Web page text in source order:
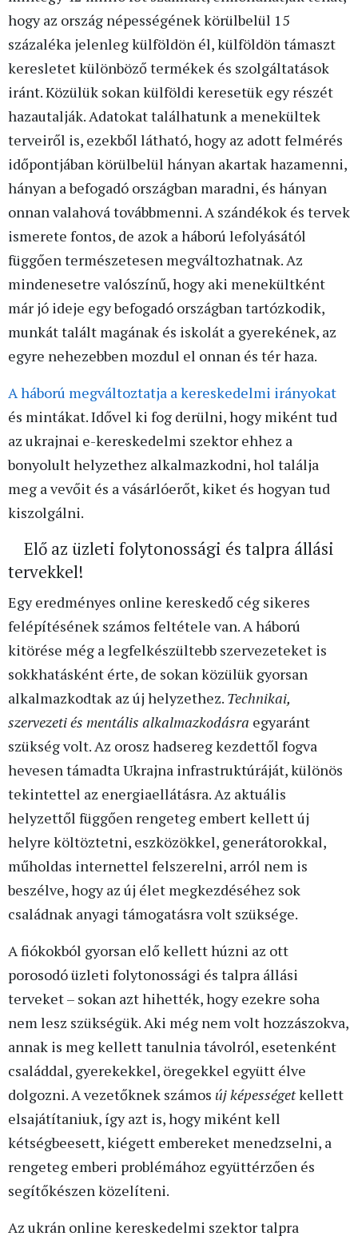
hogy az ország népességének körülbelül 15
százaléka jelenleg külföldön él, külföldön támaszt
keresletet különböző termékek és szolgáltatások
iránt. Közülük sokan külföldi keresetük egy részét
hazautalják. Adatokat találhatunk a menekültek
terveiről is, ezekből látható, hogy az adott felmérés
időpontjában körülbelül hányan akartak hazamenni,
hányan a befogadó országban maradni, és hányan
onnan valahová továbbmenni. A szándékok és tervek
ismerete fontos, de azok a háború lefolyásától
függően természetesen megváltozhatnak. Az
mindenesetre valószínű, hogy aki menekültként
már jó ideje egy befogadó országban tartózkodik,
munkát talált magának és iskolát a gyerekének, az
egyre nehezebben mozdul el onnan és tér haza.
A háború megváltoztatja a kereskedelmi irányokat
és mintákat. Idővel ki fog derülni, hogy miként tud
az ukrajnai e-kereskedelmi szektor ehhez a
bonyolult helyzethez alkalmazkodni, hol találja
meg a vevőit és a vásárlóerőt, kiket és hogyan tud
kiszolgálni.
Elő az üzleti folytonossági és talpra állási
tervekkel!
Egy eredményes online kereskedő cég sikeres
felépítésének számos feltétele van. A háború
kitörése még a legfelkészültebb szervezeteket is
sokkhatásként érte, de sokan közülük gyorsan
alkalmazkodtak az új helyzethez. Technikai,
szervezeti és mentális alkalmazkodásra egyaránt
szükség volt. Az orosz hadsereg kezdettől fogva
hevesen támadta Ukrajna infrastruktúráját, különös
tekintettel az energiaellátásra. Az aktuális
helyzettől függően rengeteg embert kellett új
helyre költöztetni, eszközökkel, generátorokkal,
műholdas internettel felszerelni, arról nem is
beszélve, hogy az új élet megkezdéséhez sok
családnak anyagi támogatásra volt szüksége.
A fiókokból gyorsan elő kellett húzni az ott
porosodó üzleti folytonossági és talpra állási
terveket ­­– sokan azt hihették, hogy ezekre soha
nem lesz szükségük. Aki még nem volt hozzászokva,
annak is meg kellett tanulnia távolról, esetenként
családdal, gyerekekkel, öregekkel együtt élve
dolgozni. A vezetőknek számos új képességetkellett
elsajátítaniuk, így azt is, hogy miként kell
kétségbeesett, kiégett embereket menedzselni, a
rengeteg emberi problémához együttérzően és
segítőkészen közelíteni.
Az ukrán online kereskedelmi szektor talpra